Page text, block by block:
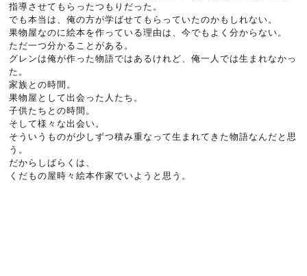
指導させてもらったつもりだった。
でも本当は、俺の方が学ばせてもらっていたのかもしれない。
果物屋なのに絵本を作っている理由は、今でもよく分からない。
ただ一つ分かることがある。
グレンは俺が作った物語ではあるけれど、俺一人では生まれなかっ
た。
家族との時間。
果物屋として出会った人たち。
子供たちとの時間。
そして様々な出会い。
そういうものが少しずつ積み重なって生まれてきた物語なんだと思
う。
だからしばらくは、
くだもの屋時々絵本作家でいようと思う。